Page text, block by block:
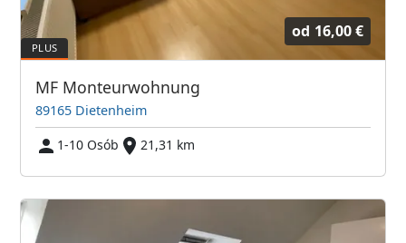
od 16,00 €
MF Monteurwohnung
89165 Dietenheim
1-10 Osób
21,31 km